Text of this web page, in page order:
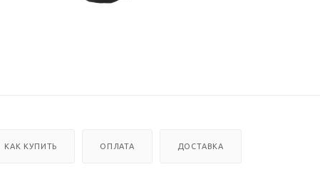
КАК КУПИТЬ ОПЛАТА ДОСТАВКА